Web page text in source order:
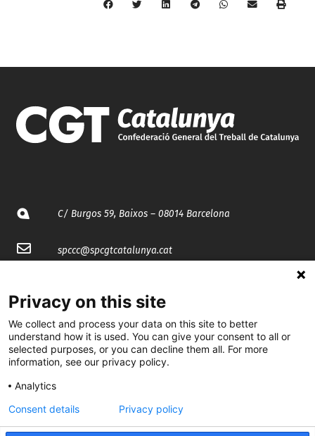
C/ Burgos 59, Baixos – 08014 Barcelona
spccc@spcgtcatalunya.cat
@CGTCatalunya
cgtcatalunya
cgtcatalunya
Privacy on this site
We collect and process your data on this site to better
understand how it is used. You can give your consent to all or
selected purposes, or you can decline them all. For more
information, see our privacy policy.
Analytics
Consent details
Privacy policy